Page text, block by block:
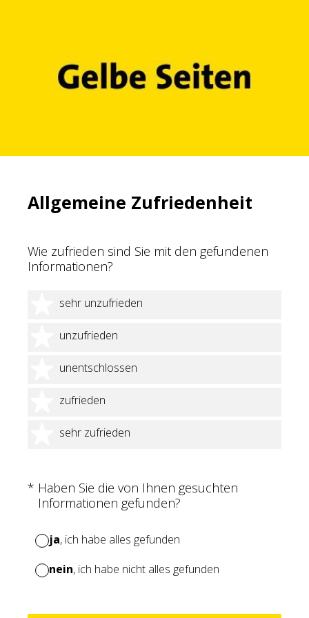
Allgemeine Zufriedenheit
Wie zufrieden sind Sie mit den gefundenen
Informationen?
sehr unzufrieden
1 Stern
unzufrieden
2 Sterne
unentschlossen
3 Sterne
zufrieden
4 Sterne
sehr zufrieden
5 Sterne
* Haben Sie die von Ihnen gesuchten
Informationen gefunden?
(Erforderlich.)
ja, ich habe alles gefunden
nein, ich habe nicht alles gefunden